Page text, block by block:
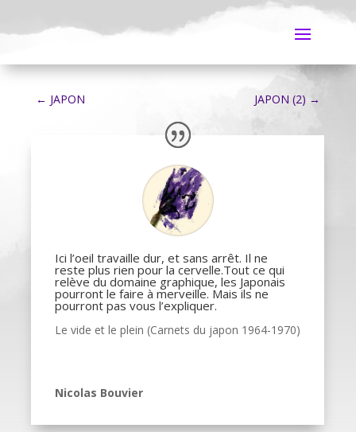
← JAPON JAPON (2) →
Ici l’oeil travaille dur, et sans arrêt. Il ne
reste plus rien pour la cervelle.Tout ce qui
relève du domaine graphique, les Japonais
pourront le faire à merveille. Mais ils ne
pourront pas vous l’expliquer.
Le vide et le plein (Carnets du japon 1964-1970)
Nicolas Bouvier